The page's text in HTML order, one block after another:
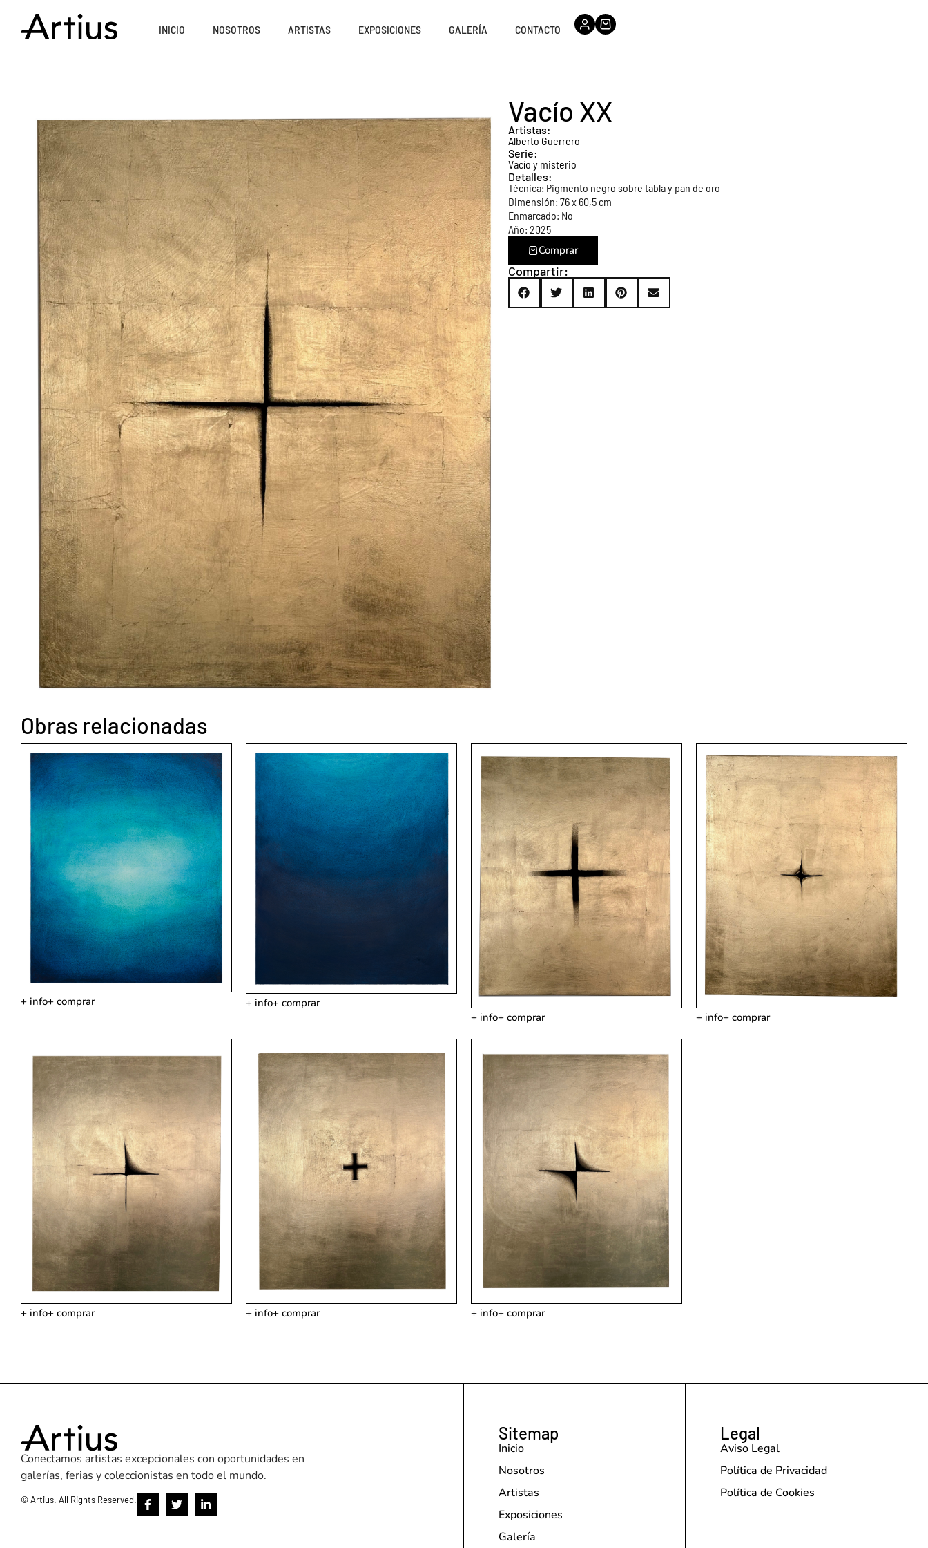
INICIO NOSOTROS ARTISTAS EXPOSICIONES GALERÍA CONTACTO
Vacío XX
Artistas:
Alberto Guerrero
Serie:
Vacío y misterio
Detalles:
Técnica: Pigmento negro sobre tabla y pan de oro
Dimensión: 76 x 60,5 cm
Enmarcado: No
Año: 2025
Comprar
Compartir:
Obras relacionadas
+ info+ comprar + info+ comprar
+ info+ comprar + info+ comprar
+ info+ comprar + info+ comprar + info+ comprar
Conectamos artistas excepcionales con oportunidades en
galerías, ferias y coleccionistas en todo el mundo.
©Artius. All Rights Reserved.
Sitemap
Inicio
Nosotros
Artistas
Exposiciones
Galería
Legal
Aviso Legal
Política de Privacidad
Política de Cookies